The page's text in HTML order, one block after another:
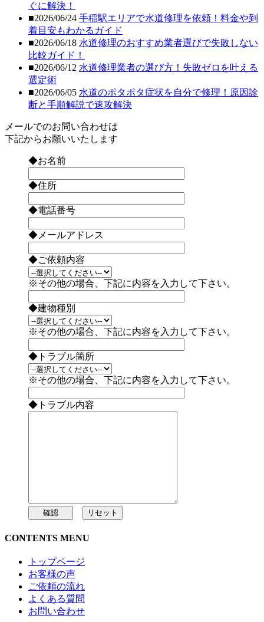
ぐに解決！
■2026/06/24 手稲駅エリアで水道修理を依頼！料金や到
着目安もわかるガイド
■2026/06/18 水道修理のおすすめ業者選びで失敗しない
比較ガイド！
■2026/06/12 水道修理業者の選び方！失敗ゼロを叶える
選定術
■2026/06/05 水道のポタポタ症状を自分で修理！原因診
断と手順解説で速攻解決
メールでのお問い合わせは
下記からお願いいたします
◆お名前
◆住所
◆電話番号
◆メールアドレス
◆ご依頼内容
※その他の場合、下記に内容を入力して下さい。
◆建物種別
※その他の場合、下記に内容を入力して下さい。
◆トラブル箇所
※その他の場合、下記に内容を入力して下さい。
◆トラブル内容
CONTENTS MENU
トップページ
お客様の声
ご依頼の流れ
よくある質問
お問い合わせ